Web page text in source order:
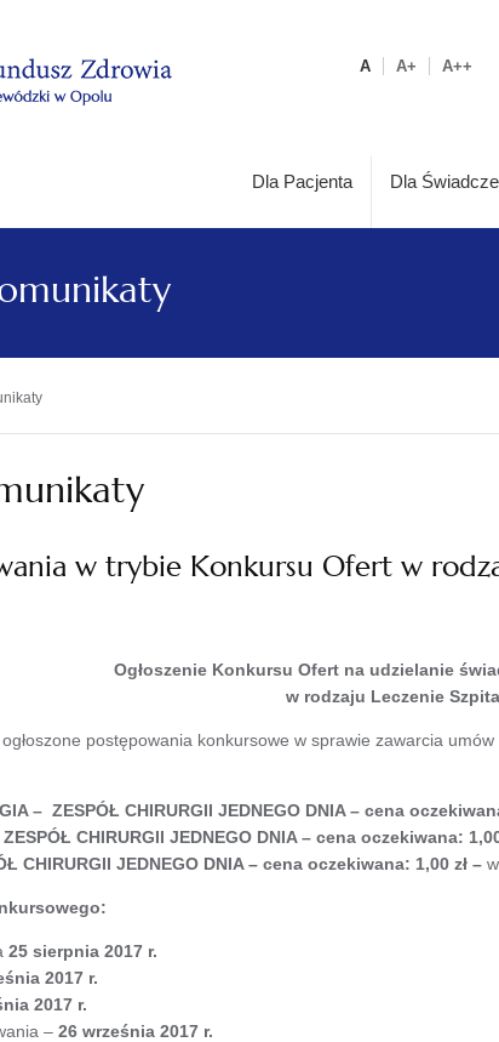
A A+ A++
Dla Pacjenta Dla
w trybie Konkursu Ofert w
Ogłoszenie Konkursu Ofert na udzielanie
w rodzaju Leczenie
postępowania konkursowe w sprawie zawarcia
– ZESPÓŁ CHIRURGII JEDNEGO DNIA – cena
CHIRURGII JEDNEGO DNIA – cena oczekiwana:
CHIRURGII JEDNEGO DNIA – cena oczekiwana: 1,00 zł –
25 sierpnia 2017 r.
2017 r.
2017 r.
– 26 września 2017 r.